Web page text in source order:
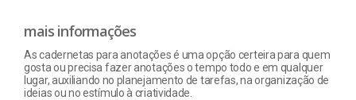
mais informações
As cadernetas para anotações é uma opção certeira para quem
gosta ou precisa fazer anotações o tempo todo e em qualquer
lugar, auxiliando no planejamento de tarefas, na organização de
ideias ou no estímulo à criatividade.